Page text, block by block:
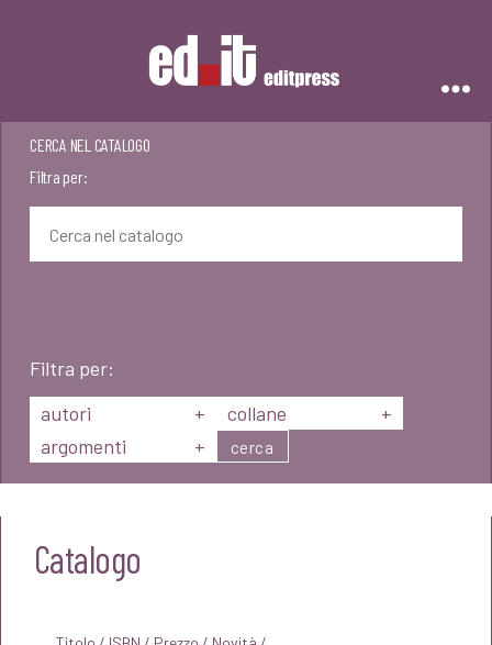
CERCA NEL CATALOGO
Filtra per:
Filtra per:
autori
+ collane
+
argomenti
+ cerca
Catalogo